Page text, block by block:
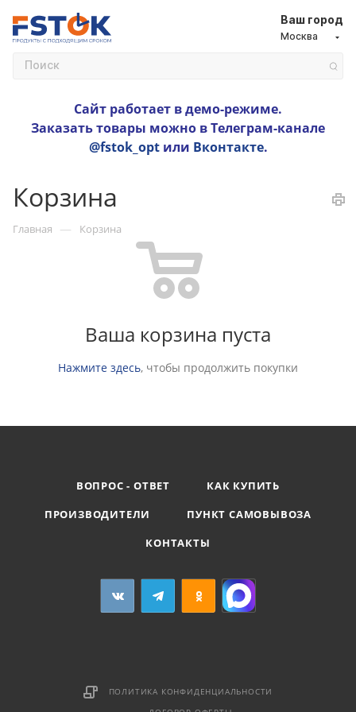
Ваш город
Москва
Сайт работает в демо-режиме.
Заказать товары можно в Телеграм-канале
@fstok_optили Вконтакте.
Корзина
Главная — Корзина
Ваша корзина пуста
Нажмите здесь, чтобы продолжить покупки
ВОПРОС - ОТВЕТ
КАК КУПИТЬ
ПРОИЗВОДИТЕЛИ
ПУНКТ САМОВЫВОЗА
КОНТАКТЫ
ПОЛИТИКА КОНФИДЕНЦИАЛЬНОСТИ